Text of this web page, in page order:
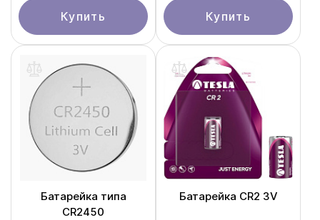
Купить Купить
Батарейка типа
CR2450
Батарейка CR2 3V